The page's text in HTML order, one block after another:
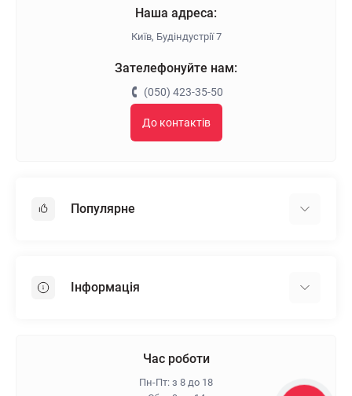
Наша адреса:
Київ, Будіндустрії 7
Зателефонуйте нам:
(050) 423-35-50
До контактів
Популярне
Пінопласт
Інформація
Час роботи
Пн-Пт: з 8 до 18